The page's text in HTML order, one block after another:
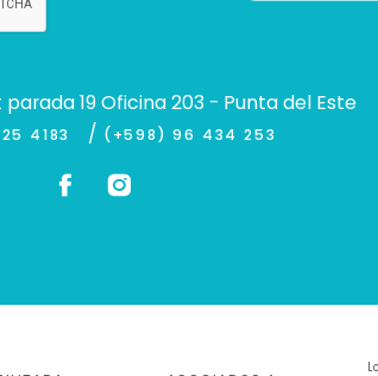
19 Oficina 203 - Punta del Este
4183 / (+598) 96 434 253